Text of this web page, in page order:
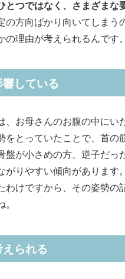
とつではなく、さまざまな
の方向ばかり向いてしま
理由が考えられるんです。
している
お母さんのお腹の中にい
をとっていたことで、首の
盤が小さめの方、逆子だっ
がりやすい傾向があります
わけですから、その姿勢の
られる